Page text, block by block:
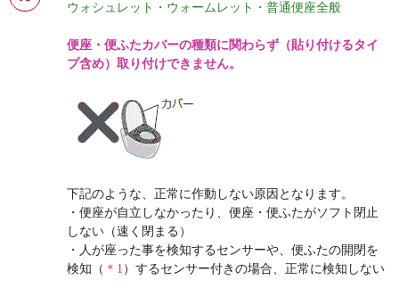
ウォシュレット・ウォームレット・普通便座全般
便座・便ふたカバーの種類に関わらず（貼り付けるタイ
プ含め）取り付けできません。
下記のような、正常に作動しない原因となります。
・便座が自立しなかったり、便座・便ふたがソフト閉止
しない（速く閉まる）
・人が座った事を検知するセンサーや、便ふたの開閉を
検知（ ＊1 ）するセンサー付きの場合、正常に検知しない